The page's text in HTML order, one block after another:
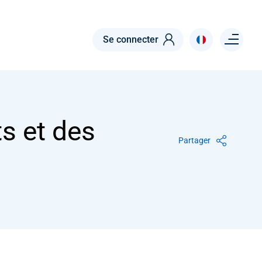
Se connecter Menu right
et des
Partager